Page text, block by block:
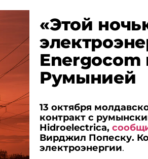
«Этой
Energocom
Румынией
13 октября
контракт с
Hidroelectrica,
Вирджил Попеску.
электроэнергии.